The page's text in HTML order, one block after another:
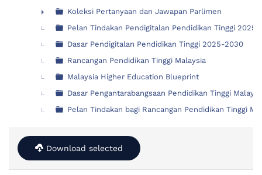
►
Koleksi Pertanyaan dan Jawapan Parlimen
Pelan Tindakan Pendigitalan Pendidikan Tinggi 2025-
Dasar Pendigitalan Pendidikan Tinggi 2025-2030
Rancangan Pendidikan Tinggi Malaysia
Malaysia Higher Education Blueprint
Dasar Pengantarabangsaan Pendidikan Tinggi
Pelan Tindakan bagi Rancangan Pendidikan Tinggi
Download selected